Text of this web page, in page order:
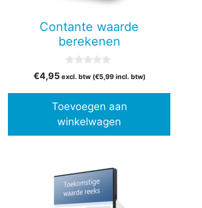
Contante waarde
berekenen
v
5
€4,95 excl. btw (€5,99incl. btw)
Toevoegen aan
winkelwagen